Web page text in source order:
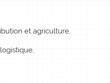
et agriculture,